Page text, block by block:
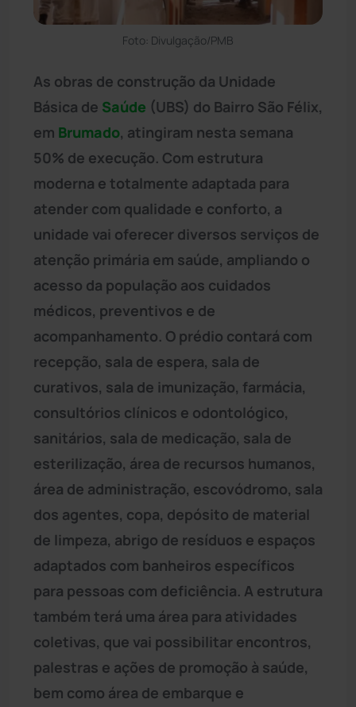
Foto: Divulgação/PMB
As obras de construção da Unidade
Básica de Saúde (UBS) do Bairro São Félix,
em Brumado, atingiram nesta semana
50% de execução. Com estrutura
moderna e totalmente adaptada para
atender com qualidade e conforto, a
unidade vai oferecer diversos serviços de
atenção primária em saúde, ampliando o
acesso da população aos cuidados
médicos, preventivos e de
acompanhamento. O prédio contará com
recepção, sala de espera, sala de
curativos, sala de imunização, farmácia,
consultórios clínicos e odontológico,
sanitários, sala de medicação, sala de
esterilização, área de recursos humanos,
área de administração, escovódromo, sala
dos agentes, copa, depósito de material
de limpeza, abrigo de resíduos e espaços
adaptados com banheiros específicos
para pessoas com deficiência. A estrutura
também terá uma área para atividades
coletivas, que vai possibilitar encontros,
palestras e ações de promoção à saúde,
bem como área de embarque e